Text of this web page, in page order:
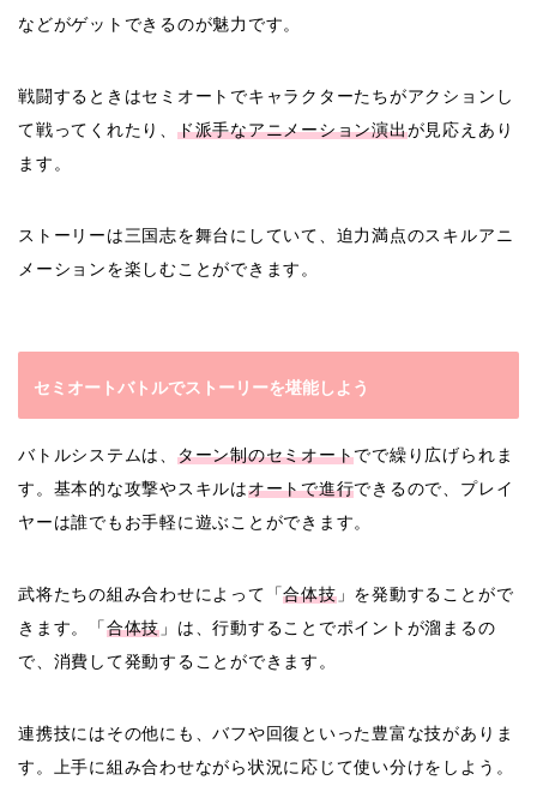
などがゲットできるのが魅力です。
戦闘するときはセミオートでキャラクターたちがアクションし
て戦ってくれたり、 ド派手なアニメーション演出が見応えあり
ます。
ストーリーは三国志を舞台にしていて、迫力満点のスキルアニ
メーションを楽しむことができます。
セミオートバトルでストーリーを堪能しよう
バトルシステムは、 ターン制のセミオートでで繰り広げられま
す。基本的な攻撃やスキルはオートで進行できるので、プレイ
ヤーは誰でもお手軽に遊ぶことができます。
武将たちの組み合わせによって「合体技」を発動することがで
きます。「合体技 」は、行動することでポイントが溜まるの
で、消費して発動することができます。
連携技にはその他にも、バフや回復といった豊富な技がありま
す。上手に組み合わせながら状況に応じて使い分けをしよう。